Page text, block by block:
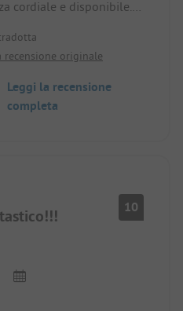
cordiale e disponibile. Il
recensione originale
Leggi la recensione
completa
10